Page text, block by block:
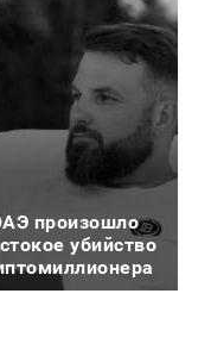
произошло
убийство